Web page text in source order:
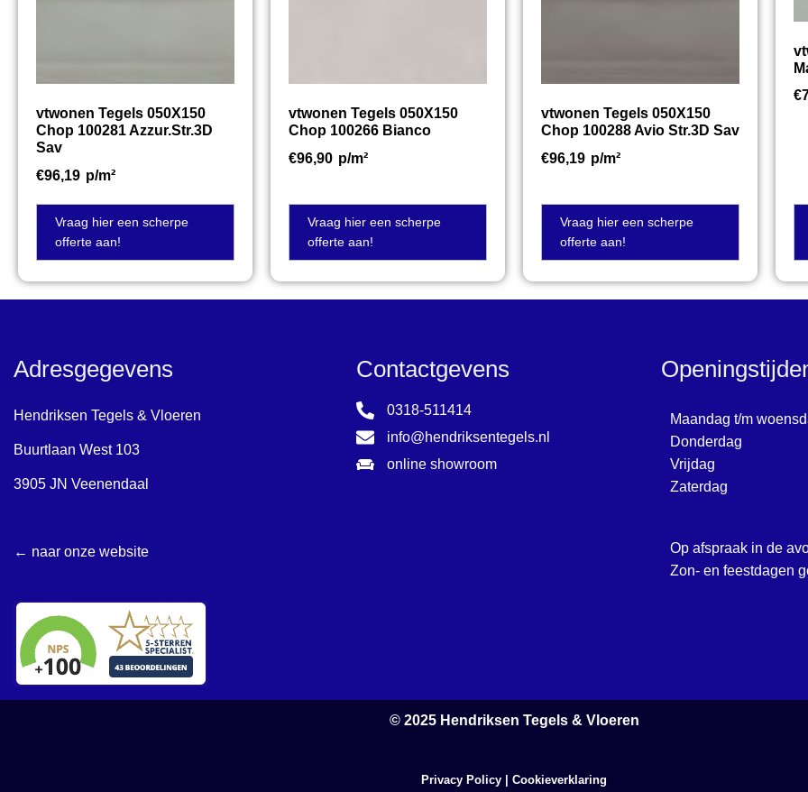
vtwonen Tegels 050X150
Chop 100281 Azzur.Str.3D
Sav
€96,19 p/m²
Vraag hier een scherpe
offerte aan!
vtwonen Tegels 050X150
Chop 100266 Bianco
€96,90 p/m²
Vraag hier een scherpe
offerte aan!
vtwonen Tegels 050X150
Chop 100288 Avio Str.3D Sav
€96,19 p/m²
Vraag hier een scherpe
offerte aan!
€
Adresgegevens
Hendriksen Tegels & Vloeren
Buurtlaan West 103
3905 JN Veenendaal
← naar onze website
Contactgevens
0318-511414
info@hendriksentegels.nl
online showroom
Maandag t/m
Donderdag
Vrijdag
Zaterdag
Op afspraak in de
Zon- en feestdagen
© 2025 Hendriksen Tegels & Vloeren
Privacy Policy Cookieverklaring